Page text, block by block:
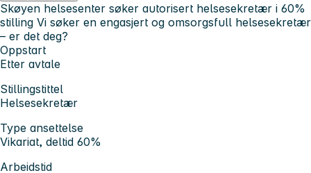
Skøyen helsesenter søker autorisert helsesekretær i 60%
stilling Vi søker en engasjert og omsorgsfull helsesekretær
– er det deg?
Oppstart
Etter avtale
Stillingstittel
Helsesekretær
Type ansettelse
Vikariat, deltid 60%
Arbeidstid